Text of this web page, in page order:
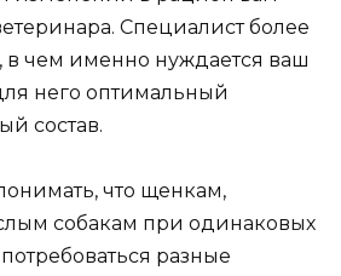
Специалист более
в чем именно нуждается ваш
него оптимальный
состав.
что щенкам,
собакам при одинаковых
разные